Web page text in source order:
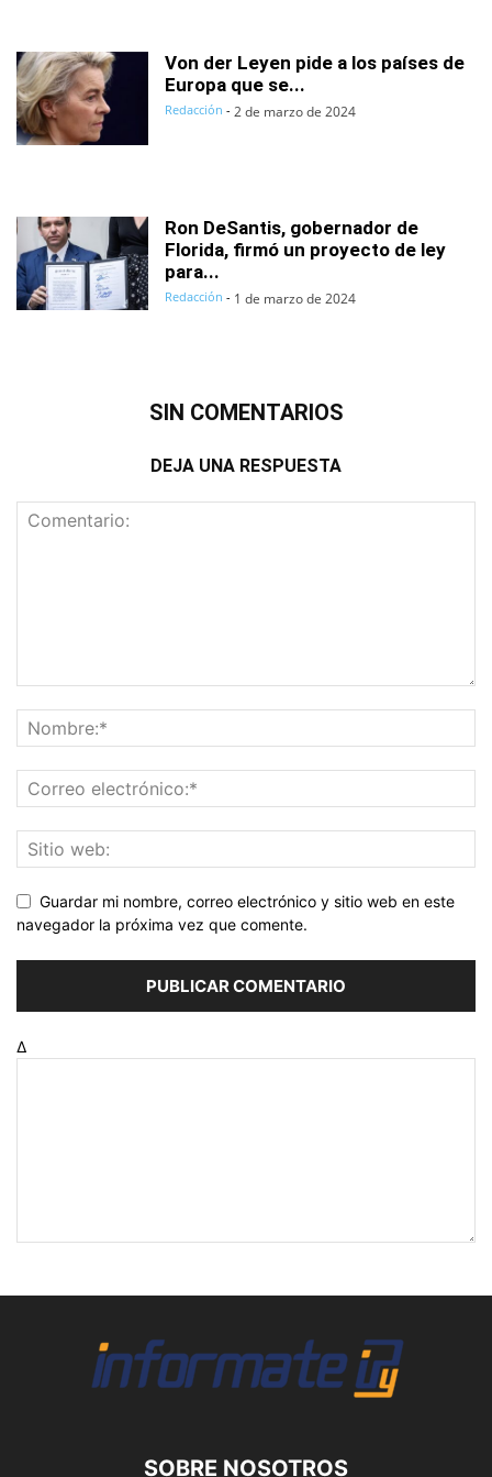
Von der Leyen pide a los países de
Europa que se...
Redacción - 2 de marzo de 2024
Ron DeSantis, gobernador de
Florida, firmó un proyecto de ley
para...
Redacción - 1 de marzo de 2024
SIN COMENTARIOS
DEJA UNA RESPUESTA
Guardar mi nombre, correo electrónico y sitio web en este
navegador la próxima vez que comente.
Δ
SOBRE NOSOTROS